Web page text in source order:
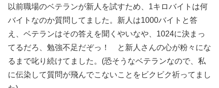
以前職場のベテランが新人を試すため、1キロバイトは何
バイトなのか質問してました。新人は1000バイトと答
え、ベテランはその答えを聞くやいなや、1024に決まっ
てるだろ、勉強不足だぞっ！ と新人さんの心が粉々にな
るまで叱り続けてました。(恐そうなベテランなので、私
に伝染して質問が飛んでこないことをビクビク祈ってまし